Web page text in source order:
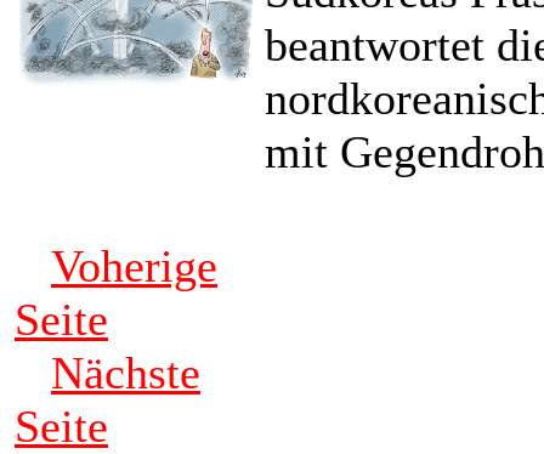
beantwortet
mit
Voherige
Seite
Nächste
Seite